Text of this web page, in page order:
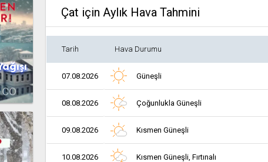
Çat için Aylık Hava Tahmini
Tarih Hava Durumu
07.08.2026 Güneşli
08.08.2026 Çoğunlukla Güneşli
09.08.2026 Kısmen Güneşli
10.08.2026 Kısmen Güneşli, Fırtınalı